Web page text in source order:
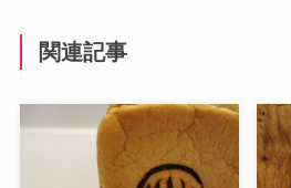
関連記事